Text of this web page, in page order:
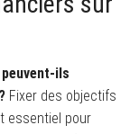
ils
Fixer des objectifs
essentiel pour